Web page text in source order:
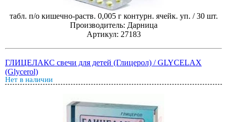
табл. п/о кишечно-раств. 0,005 г контурн. ячейк. уп. / 30 шт.
Производитель: Дарница
Артикул: 27183
ГЛИЦЕЛАКС свечи для детей (Глицерол) / GLYCELAX
(Glycerol)
Нет в наличии